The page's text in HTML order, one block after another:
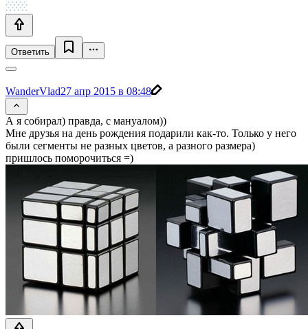
Ответить
WanderVlad27 апр 2015 в 08:48
А я собирал) правда, с мануалом))
Мне друзья на день рождения подарили как-то. Только у него
были сегменты не разных цветов, а разного размера)
пришлось поморочиться =)